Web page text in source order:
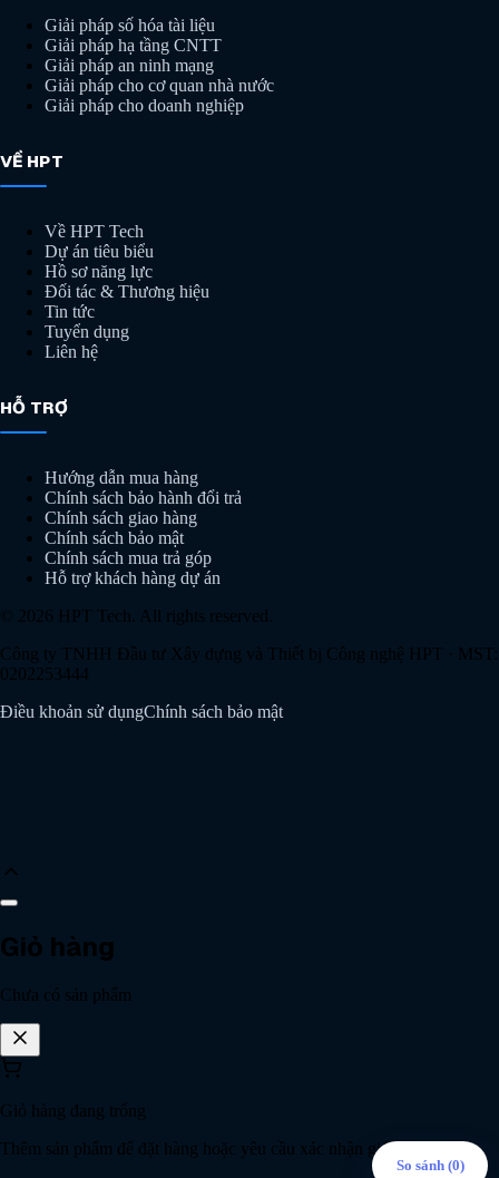
Giải pháp số hóa tài liệu
Giải pháp hạ tầng CNTT
Giải pháp an ninh mạng
Giải pháp cho cơ quan nhà nước
Giải pháp cho doanh nghiệp
VỀ HPT
Về HPT Tech
Dự án tiêu biểu
Hồ sơ năng lực
Đối tác & Thương hiệu
Tin tức
Tuyển dụng
Liên hệ
HỖ TRỢ
Hướng dẫn mua hàng
Chính sách bảo hành đổi trả
Chính sách giao hàng
Chính sách bảo mật
Chính sách mua trả góp
Hỗ trợ khách hàng dự án
© 2026 HPT Tech. All rights reserved.
Công ty TNHH Đầu tư Xây dựng và Thiết bị Công nghệ HPT · MST:
0202253444
Điều khoản sử dụngChính sách bảo mật
0967 286 889
Em đang online ạ. Anh/chị vui lòng
Giỏ hàng
Chưa có sản phẩm
Giỏ hàng đang trống
Thêm sản phẩm để đặt hàng hoặc yêu cầu xác nhận giá.
So sánh (0)